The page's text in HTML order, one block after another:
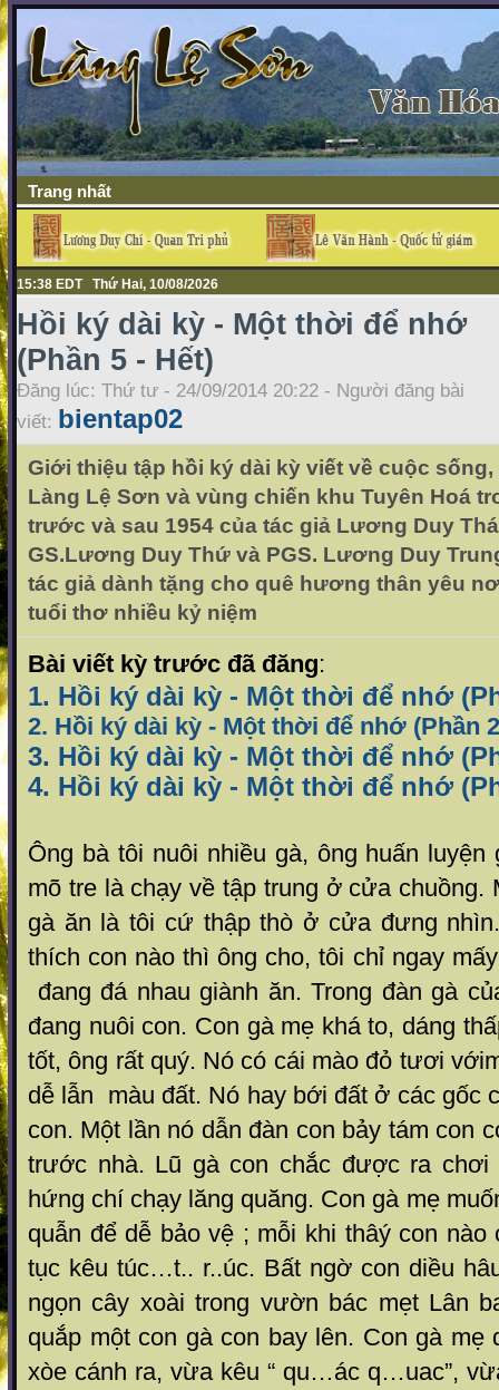
Trang nhất
15:38 EDT Thứ Hai, 10/08/2026
Hồi ký dài kỳ - Một thời để nhớ
(Phần 5 - Hết)
Đăng lúc: Thứ tư - 24/09/2014 20:22 - Người đăng bài
viết: bientap02
Giới thiệu tập hồi ký dài kỳ viết về cuộc
Làng Lệ Sơn và vùng chiến khu Tuyên Hoá
trước và sau 1954 của tác giả Lương Duy
GS.Lương Duy Thứ và PGS. Lương Duy
tác giả dành tặng cho quê hương thân yêu
tuổi thơ nhiều kỷ niệm
Bài viết kỳ trước đã đăng:
1. Hồi ký dài kỳ - Một thời để nhớ
2. Hồi ký dài kỳ - Một thời để nhớ (Phần
3. Hồi ký dài kỳ - Một thời để nhớ
4. Hồi ký dài kỳ - Một thời để nhớ
Ông bà tôi nuôi nhiều gà, ông huấn
mõ tre là chạy về tập trung ở cửa chuồng.
gà ăn là tôi cứ thập thò ở cửa đưng
thích con nào thì ông cho, tôi chỉ ngay
đang đá nhau giành ăn. Trong đàn gà
đang nuôi con. Con gà mẹ khá to, dáng
tốt, ông rất quý. Nó có cái mào đỏ tươi
dễ lẫn màu đất. Nó hay bới đất ở các gốc
con. Một lần nó dẫn đàn con bảy tám con
trước nhà. Lũ gà con chắc được ra chơi
hứng chí chạy lăng quăng. Con gà mẹ
quẫn để dễ bảo vệ ; mỗi khi thâý con nào
tục kêu túc…t.. r..úc. Bất ngờ con diều
ngọn cây xoài trong vườn bác mẹt Lân
quắp một con gà con bay lên. Con gà mẹ
xòe cánh ra, vừa kêu “ qu…ác q…uac”,